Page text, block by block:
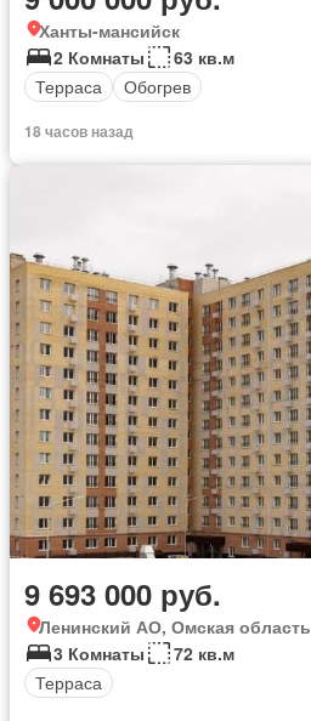
Ханты-мансийск
2 Комнаты
63 кв.м
Терраса
Обогрев
18 часов назад
9 693 000 руб.
Ленинский АО, Омская область
3 Комнаты
72 кв.м
Терраса